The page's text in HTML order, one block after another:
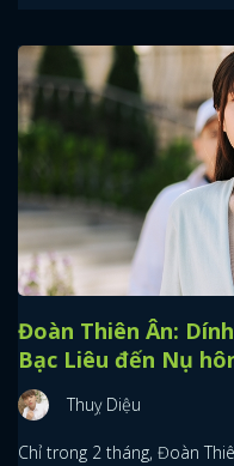
Đoàn Thiên Ân:
Bạc Liêu đến Nụ
Thuỵ Diệu
Chỉ trong 2 tháng, Đoàn